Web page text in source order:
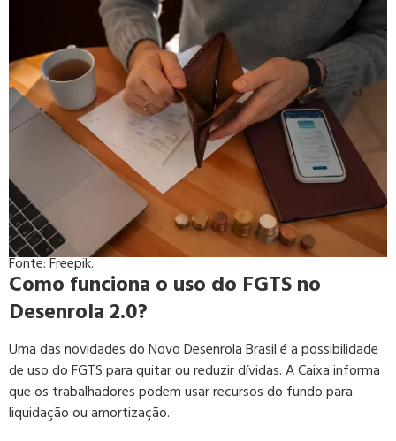
Fonte: Freepik.
Como funciona o uso do FGTS no
Desenrola 2.0?
Uma das novidades do Novo Desenrola Brasil é a possibilidade
de uso do FGTS para quitar ou reduzir dívidas. A Caixa informa
que os trabalhadores podem usar recursos do fundo para
liquidação ou amortização.